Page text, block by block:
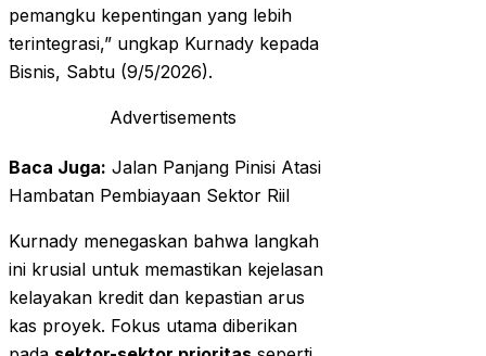
pemangku kepentingan yang lebih
terintegrasi,” ungkap Kurnady kepada
Bisnis, Sabtu (9/5/2026).
Advertisements
Baca Juga: Jalan Panjang Pinisi Atasi
Hambatan Pembiayaan Sektor Riil
Kurnady menegaskan bahwa langkah
ini krusial untuk memastikan kejelasan
kelayakan kredit dan kepastian arus
kas proyek. Fokus utama diberikan